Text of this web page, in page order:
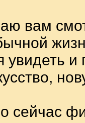
вам
увидеть и
сейчас